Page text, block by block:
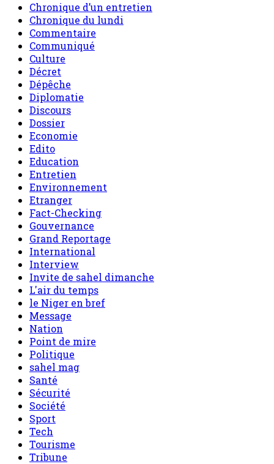
Chronique d’un entretien
Chronique du lundi
Commentaire
Communiqué
Culture
Décret
Dépêche
Diplomatie
Discours
Dossier
Economie
Edito
Education
Entretien
Environnement
Etranger
Fact-Checking
Gouvernance
Grand Reportage
International
Interview
Invite de sahel dimanche
L'air du temps
le Niger en bref
Message
Nation
Point de mire
Politique
sahel mag
Santé
Sécurité
Société
Sport
Tech
Tourisme
Tribune